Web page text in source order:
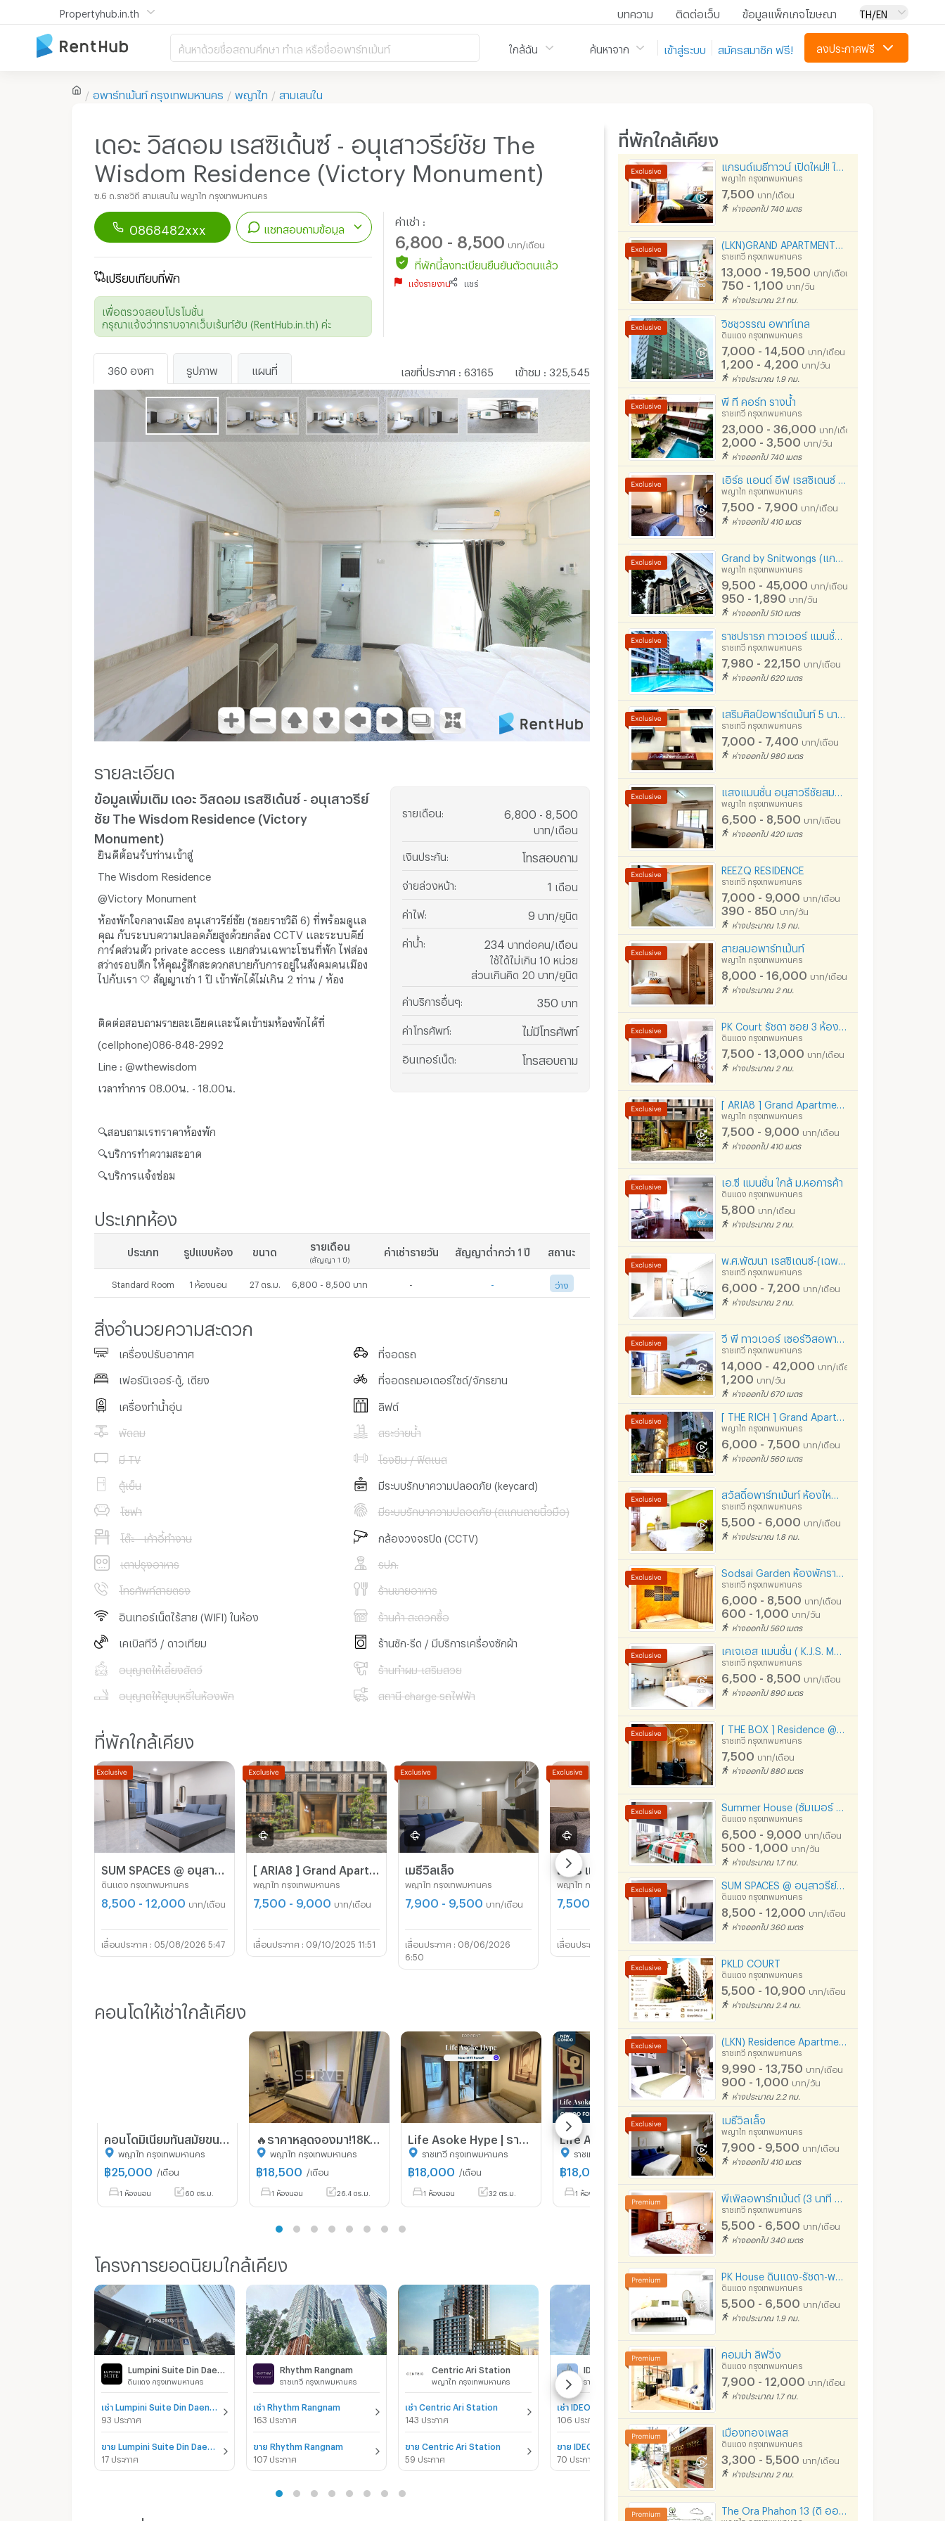
Propertyhub.in.th บทความ ติดต่อเว็บ ข้อมูลแพ็กเกจโฆษณา TH/EN
ค้นหาด้วยชื่อสถานศึกษา ทำเล หรือชื่ออพาร์ทเม้นท์ ใกล้ฉัน ค้นหาจาก เข้าสู่ระบบ สมัครสมาชิก ฟรี! ลงประกาศฟรี
อพาร์ทเม้นท์ กรุงเทพมหานคร พญาไท สามเสนใน
เดอะ วิสดอม เรสซิเด้นซ์ - อนุเสาวรีย์ชัย The
Wisdom Residence (Victory Monument)
ซ.6 ถ.ราชวิถี สามเสนใน พญาไท กรุงเทพมหานคร
0868482xxx แชทสอบถามข้อมูล
เพื่อเริ่มแชทกับอพาร์ทเม้นท์นี้
Line ID : @wthewisdom
WhatsApp :
เปรียบเทียบที่พัก
เพื่อตรวจสอบโปรโมชั่น
กรุณาแจ้งว่าทราบจากเว็บเร้นท์ฮับ (RentHub.in.th) ค่ะ
ค่าเช่า :
6,800 - 8,500 บาท/เดือน
ที่พักนี้ลงทะเบียนยืนยันตัวตนแล้ว
แจ้งรายงาน แชร์
เลขที่ประกาศ 63165 เข้าชม 325,545
360 องศา รูปภาพ แผนที่
รายละเอียด
ข้อมูลเพิ่มเติม เดอะ วิสดอม เรสซิเด้นซ์ - อนุเสาวรีย์
ชัย The Wisdom Residence (Victory
Monument)
ยินดีต้อนรับท่านเข้าสู่
The Wisdom Residence
@Victory Monument
ห้องพักใจกลางเมือง อนุเสาวรีย์ชัย (ซอยราชวิถี 6) ที่พร้อมดูแล
คุณ กับระบบความปลอดภัยสูงด้วยกล้อง CCTV และระบบคีย์
การ์ดส่วนตัว private access แยกส่วนเฉพาะโซนที่พัก ไฟส่อง
สว่างรอบตึก ให้คุณรู้สึกสะดวกสบายกับการอยู่ในสังคมคนเมือง
ไปกับเรา 🤍 สัญญาเช่า 1 ปี เข้าพักได้ไม่เกิน 2 ท่าน / ห้อง
ติดต่อสอบถามรายละเอียดและนัดเข้าชมห้องพักได้ที่
(cellphone)086-848-2992
Line : @wthewisdom
เวลาทำการ 08.00น. - 18.00น.
🔍สอบถามเรทราคาห้องพัก
🔍บริการทำความสะอาด
🔍บริการแจ้งซ่อม
รายเดือน 6,800 - 8,500
บาท/เดือน
เงินประกัน โทรสอบถาม
จ่ายล่วงหน้า 1 เดือน
ค่าไฟ: 9 บาท/ยูนิต
ค่าน้ำ 234
บาทต่อคน/เดือน
ใช้ได้ไม่เกิน 10 หน่วย
ส่วนเกินคิด 20 บาท/ยูนิต
ค่าบริการอื่นๆ 350 บาท
ค่าโทรศัพท์: ไม่มีโทรศัพท์
อินเทอร์เน็ต โทรสอบถาม
ประเภทห้อง
ประเภท รูปแบบห้อง ขนาด
รายเดือน
(สัญญา 1 ปี)
ค่าเช่ารายวัน สัญญาต่ำกว่า 1 ปี สถานะ
Standard Room 1 ห้องนอน 27 ตร.ม. 6,800 - 8,500 บาท ว่าง
สิ่งอำนวยความสะดวก
เครื่องปรับอากาศ
เฟอร์นิเจอร์-ตู้, เตียง
เครื่องทำน้ำอุ่น
พัดลม
มี TV
ตู้เย็น
โซฟา
โต๊ะ - เก้าอี้ทำงาน
เตาปรุงอาหาร
โทรศัพท์สายตรง
อินเทอร์เน็ตไร้สาย (WIFI) ในห้อง
เคเบิลทีวี / ดาวเทียม
อนุญาตให้เลี้ยงสัตว์
อนุญาตให้สูบบุหรี่ในห้องพัก
ที่จอดรถ
ที่จอดรถมอเตอร์ไซด์/จักรยาน
ลิฟต์
สระว่ายน้ำ
โรงยิม / ฟิตเนส
มีระบบรักษาความปลอดภัย (keycard)
มีระบบรักษาความปลอดภัย (สแกนลายนิ้วมือ)
กล้องวงจรปิด (CCTV)
รปภ.
ร้านขายอาหาร
ร้านค้า สะดวกซื้อ
ร้านซัก-รีด / มีบริการเครื่องซักผ้า
ร้านทำผม-เสริมสวย
สถานี charge รถไฟฟ้า
ที่พักใกล้เคียง
ดินแดง กรุงเทพมหานคร
8,500 - 12,000 บาท/เดือน
05/08/2026 5:47
พญาไท กรุงเทพมหานคร
7,500 - 9,000 บาท/เดือน
09/10/2025 11:51
เมธีวิลเล็จ
พญาไท กรุงเทพมหานคร
7,900 - 9,500 บาท/เดือน
08/06/2026
6:50
เอิร์ธ แอนด์ อีฟ เรสซิเดนซ์ BTSอนุสาวรีย์ชัย ฟรี WIFI และ ระบบ LAN เปิดใหม่
พญาไท กรุงเทพมหานคร
7,500 - 7,900 บาท/เดือน
20/01/2026 6:22
พญาไท กรุงเทพมหานคร
6,500 - 8,500
คอนโดให้เช่าใกล้เคียง
พญาไท กรุงเทพมหานคร
฿25,000 /เดือน
1 ห้องนอน 60 ตร.ม.
🔥ราคาหลุดจองมา!18K- ห้องสตูดิโอ มีกระจกกั้นเป็นสัดส่วน แต่งหรู เฟอร์แน่น พร้อมอยู่ คอนโดหรูทำเลดี ใกล้ BTS อารีย์,La Villa @ Noble Around Ari
พญาไท กรุงเทพมหานคร
฿18,500 /เดือน
1 ห้องนอน 26.4 ตร.ม.
ราชเทวี กรุงเทพมหานคร
฿18,000 /เดือน
1 ห้องนอน 32 ตร.ม.
Life Asoke Hype | ราคา 18,000 บาท | ห้องสวย ทำเลดี เฟอร์นิเจอร์ครบ พร้อมอยู่
ราชเทวี กรุงเทพมหานคร
฿18,000
1 ห้องนอน 26 ตร.ม.
ราชเทวี กรุงเทพมหานคร
฿
โครงการยอดนิยมใกล้เคียง
ดินแดง กรุงเทพมหานคร
93 ประกาศ
17 ประกาศ
Rhythm Rangnam
ราชเทวี กรุงเทพมหานคร
เช่า Rhythm Rangnam
163 ประกาศ
ขาย Rhythm Rangnam
107 ประกาศ
Centric Ari Station
พญาไท กรุงเทพมหานคร
เช่า Centric Ari Station
143 ประกาศ
ขาย Centric Ari Station
59 ประกาศ
IDEO Verve Ratchaprarop
ราชเทวี กรุงเทพมหานคร
เช่า IDEO Verve Ratchaprarop
106 ประกาศ
ขาย IDEO Verve Ratchaprarop
70 ประกาศ
IDEO Mobi Phayathai
ราชเทวี กรุงเทพมหานคร
ขาย IDEO Mobi Phayathai
30 ประกาศ
ที่พักใกล้เคียง
พญาไท กรุงเทพมหานคร
7,500 บาท/เดือน
ห่างออกไป 740 เมตร
ราชเทวี กรุงเทพมหานคร
13,000 - 19,500 บาท/เดือน
750 - 1,100 บาท/วัน
ห่างประมาณ 2.1 กม.
วิชชุวรรณ อพาท์เทล
ดินแดง กรุงเทพมหานคร
7,000 - 14,500 บาท/เดือน
1,200 - 4,200 บาท/วัน
ห่างประมาณ 1.9 กม.
พี ที คอร์ท รางน้ำ
ราชเทวี กรุงเทพมหานคร
23,000 - 36,000 บาท/เดือน
2,000 - 3,500 บาท/วัน
ห่างออกไป 740 เมตร
พญาไท กรุงเทพมหานคร
7,500 - 7,900 บาท/เดือน
ห่างออกไป 410 เมตร
พญาไท กรุงเทพมหานคร
9,500 - 45,000 บาท/เดือน
950 - 1,890 บาท/วัน
ห่างออกไป 510 เมตร
ราชปรารภ ทาวเวอร์ แมนชั่นฟรีสระว่ายน้ำฟิตเนส เน็ต 3BBิ BTS อนุสาวรีย์ชัยAirport link
ราชเทวี กรุงเทพมหานคร
7,980 - 22,150 บาท/เดือน
ห่างออกไป 620 เมตร
ราชเทวี กรุงเทพมหานคร
7,000 - 7,400 บาท/เดือน
ห่างออกไป 980 เมตร
พญาไท กรุงเทพมหานคร
6,500 - 8,500 บาท/เดือน
ห่างออกไป 420 เมตร
REEZQ RESIDENCE
ราชเทวี กรุงเทพมหานคร
7,000 - 9,000 บาท/เดือน
390 - 850 บาท/วัน
ห่างประมาณ 1.9 กม.
สายลมอพาร์ทเม้นท์
พญาไท กรุงเทพมหานคร
8,000 - 16,000 บาท/เดือน
ห่างประมาณ 2 กม.
ดินแดง กรุงเทพมหานคร
7,500 - 13,000 บาท/เดือน
ห่างประมาณ 2 กม.
พญาไท กรุงเทพมหานคร
7,500 - 9,000 บาท/เดือน
ห่างออกไป 410 เมตร
เอ.ซี แมนชั่น ใกล้ ม.หอการค้า
ดินแดง กรุงเทพมหานคร
5,800 บาท/เดือน
ห่างประมาณ 2 กม.
ราชเทวี กรุงเทพมหานคร
6,000 - 7,200 บาท/เดือน
ห่างประมาณ 2 กม.
ราชเทวี กรุงเทพมหานคร
14,000 - 42,000 บาท/เดือน
1,200 บาท/วัน
ห่างออกไป 670 เมตร
พญาไท กรุงเทพมหานคร
6,000 - 7,500 บาท/เดือน
ห่างออกไป 560 เมตร
ราชเทวี กรุงเทพมหานคร
5,500 - 6,000 บาท/เดือน
ห่างประมาณ 1.8 กม.
ราชเทวี กรุงเทพมหานคร
6,000 - 8,500 บาท/เดือน
600 - 1,000 บาท/วัน
ห่างออกไป 560 เมตร
ราชเทวี กรุงเทพมหานคร
6,500 - 8,500 บาท/เดือน
ห่างออกไป 890 เมตร
ราชเทวี กรุงเทพมหานคร
7,500 บาท/เดือน
ห่างออกไป 880 เมตร
ดินแดง กรุงเทพมหานคร
6,500 - 9,000 บาท/เดือน
500 - 1,000 บาท/วัน
ห่างประมาณ 1.7 กม.
SUM SPACES @ อนุสาวรีย์ชัยฯ
ดินแดง กรุงเทพมหานคร
8,500 - 12,000 บาท/เดือน
ห่างออกไป 360 เมตร
PKLD COURT
ดินแดง กรุงเทพมหานคร
5,500 - 10,900 บาท/เดือน
ห่างประมาณ 2.4 กม.
ราชเทวี กรุงเทพมหานคร
9,990 - 13,750 บาท/เดือน
900 - 1,000 บาท/วัน
ห่างประมาณ 2.2 กม.
เมธีวิลเล็จ
พญาไท กรุงเทพมหานคร
7,900 - 9,500 บาท/เดือน
ห่างออกไป 410 เมตร
ราชเทวี กรุงเทพมหานคร
5,500 - 6,500 บาท/เดือน
ห่างออกไป 340 เมตร
ดินแดง กรุงเทพมหานคร
5,500 - 6,500 บาท/เดือน
ห่างประมาณ 1.9 กม.
คอมม่า ลิฟวิ่ง
ดินแดง กรุงเทพมหานคร
7,900 - 12,000 บาท/เดือน
ห่างประมาณ 1.7 กม.
เมืองทองเพลส
ดินแดง กรุงเทพมหานคร
3,300 - 5,500 บาท/เดือน
ห่างประมาณ 2 กม.